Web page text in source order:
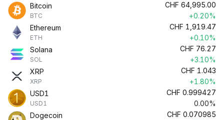
Bitcoin
BTC
CHF 64,995.00
+0.20%
Ethereum
ETH
CHF 1,919.47
+0.10%
Solana
SOL
CHF 76.27
+3.10%
XRP
XRP
CHF 1.043
+1.80%
USD1
USD1
CHF 0.999427
0.00%
Dogecoin
CHF 0.070985